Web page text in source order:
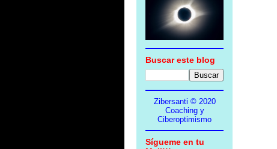
Buscar este blog
Zibersanti © 2020
Coaching y
Ciberoptimismo
Sígueme en tu